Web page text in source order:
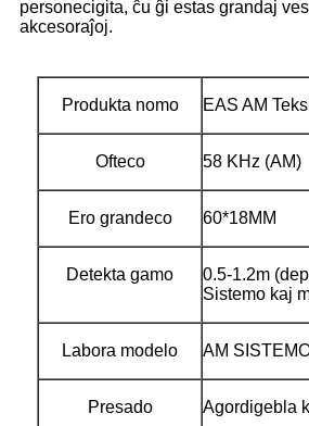
personecigita, ĉu ĝi estas grandaj
akcesoraĵoj.
Produkta nomo EAS AM
Ofteco 58 KHz (AM)
Ero grandeco 60*18MM
Detekta gamo
0.5-1.2m
Sistemo kaj
Labora modelo AM
Presado Agordigebla